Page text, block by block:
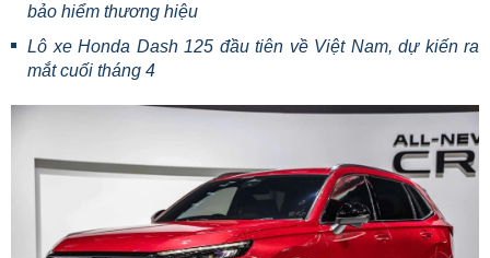
bảo hiểm thương hiệu
Lô xe Honda Dash 125 đầu tiên về Việt Nam, dự kiến ra
mắt cuối tháng 4